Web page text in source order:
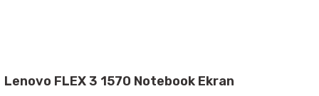
Lenovo FLEX 3 1570 Notebook Ekran